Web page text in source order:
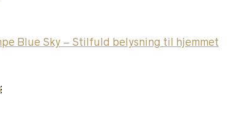
Blue Sky – Stilfuld belysning til hjemmet